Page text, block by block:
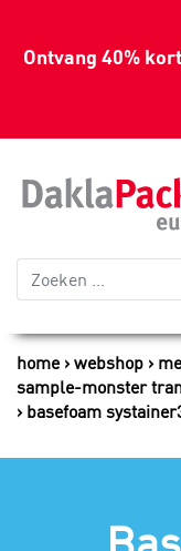
Ontvang 40%
home webshop
sample-monster
basefoam